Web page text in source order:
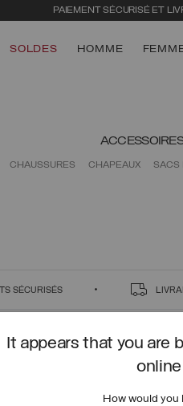
PAIEMENT SÉCURISÉ ET
SOLDES HOMME
It appears that you are
How would you
CHAUSSURES CHAPEAUX SACS
SÉCURISÉS